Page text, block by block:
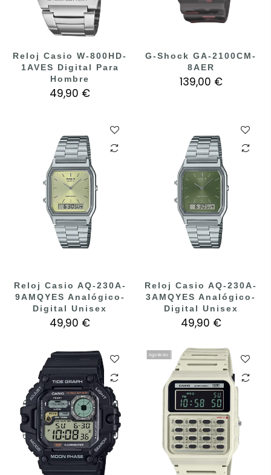
Reloj Casio W-800HD-
1AVES Digital Para
Hombre
49,90 €
G-Shock GA-2100CM-
8AER
139,00 €
Reloj Casio AQ-230A-
9AMQYES Analógico-
Digital Unisex
49,90 €
Reloj Casio AQ-230A-
3AMQYES Analógico-
Digital Unisex
49,90 €
Agotado